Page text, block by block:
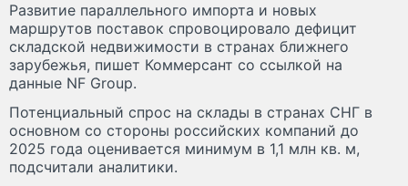
Развитие параллельного импорта и новых
маршрутов поставок спровоцировало дефицит
складской недвижимости в странах ближнего
зарубежья, пишет Коммерсант со ссылкой на
данные NF Group.
Потенциальный спрос на склады в странах СНГ в
основном со стороны российских компаний до
2025 года оценивается минимум в 1,1 млн кв. м,
подсчитали аналитики.